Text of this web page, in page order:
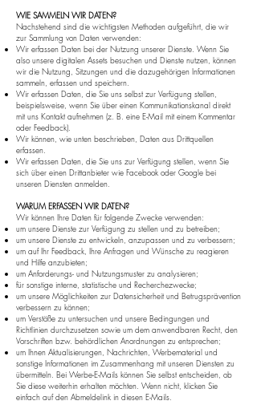
WIE SAMMELN WIR DATEN?
Nachstehend sind die wichtigsten Methoden aufgeführt, die wir
zur Sammlung von Daten verwenden:
Wir erfassen Daten bei der Nutzung unserer Dienste. Wenn Sie
also unsere digitalen Assets besuchen und Dienste nutzen, können
wir die Nutzung, Sitzungen und die dazugehörigen Informationen
sammeln, erfassen und speichern.
Wir erfassen Daten, die Sie uns selbst zur Verfügung stellen,
beispielsweise, wenn Sie über einen Kommunikationskanal direkt
mit uns Kontakt aufnehmen (z. B. eine E-Mail mit einem Kommentar
oder Feedback).
Wir können, wie unten beschrieben, Daten aus Drittquellen
erfassen.
Wir erfassen Daten, die Sie uns zur Verfügung stellen, wenn Sie
sich über einen Drittanbieter wie Facebook oder Google bei
unseren Diensten anmelden.
WARUM ERFASSEN WIR DATEN?
Wir können Ihre Daten für folgende Zwecke verwenden:
um unsere Dienste zur Verfügung zu stellen und zu betreiben;
um unsere Dienste zu entwickeln, anzupassen und zu verbessern;
um auf Ihr Feedback, Ihre Anfragen und Wünsche zu reagieren
und Hilfe anzubieten;
um Anforderungs- und Nutzungsmuster zu analysieren;
für sonstige interne, statistische und Recherchezwecke;
um unsere Möglichkeiten zur Datensicherheit und Betrugsprävention
verbessern zu können;
um Verstöße zu untersuchen und unsere Bedingungen und
Richtlinien durchzusetzen sowie um dem anwendbaren Recht, den
Vorschriften bzw. behördlichen Anordnungen zu entsprechen;
um Ihnen Aktualisierungen, Nachrichten, Werbematerial und
sonstige Informationen im Zusammenhang mit unseren Diensten zu
übermitteln. Bei Werbe-E-Mails können Sie selbst entscheiden, ob
Sie diese weiterhin erhalten möchten. Wenn nicht, klicken Sie
einfach auf den Abmeldelink in diesen E-Mails.